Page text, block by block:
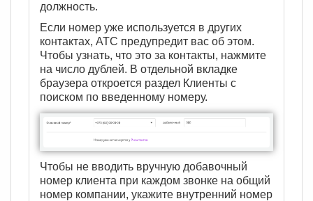
должность.
Если номер уже используется в других
контактах, АТС предупредит вас об этом.
Чтобы узнать, что это за контакты, нажмите
на число дублей. В отдельной вкладке
браузера откроется раздел Клиенты с
поиском по введенному номеру.
Чтобы не вводить вручную добавочный
номер клиента при каждом звонке на общий
номер компании, укажите внутренний номер